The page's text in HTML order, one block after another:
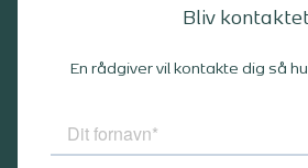
Bliv kontaktet
En rådgiver vil kontakte dig så